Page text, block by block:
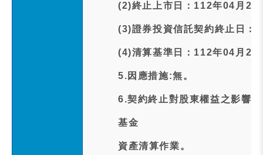
(2)終止上市日：112年04月21
(3)證券投資信託契約終止日：
(4)清算基準日：112年04月26
5.因應措施:無。
6.契約終止對股東權益之影響:
基金
資產清算作業。